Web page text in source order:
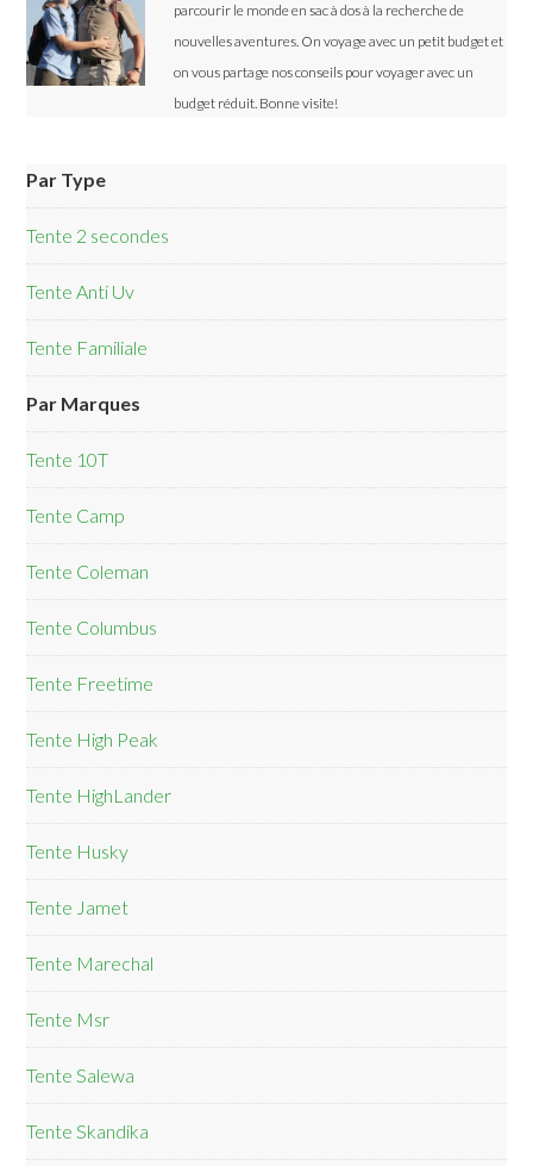
parcourir le monde en sac à dos à la recherche de
nouvelles aventures. On voyage avec un petit budget et
on vous partage nos conseils pour voyager avec un
budget réduit. Bonne visite!
Par Type
Tente 2 secondes
Tente Anti Uv
Tente Familiale
Par Marques
Tente 10T
Tente Camp
Tente Coleman
Tente Columbus
Tente Freetime
Tente High Peak
Tente HighLander
Tente Husky
Tente Jamet
Tente Marechal
Tente Msr
Tente Salewa
Tente Skandika